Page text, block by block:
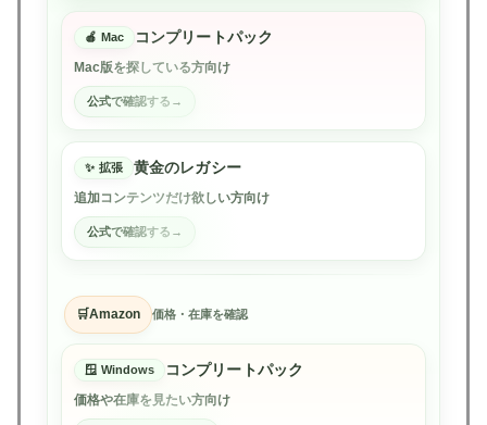
Mac コンプリートパック
Mac版を探している方向け
公式で確認する
拡張 黄金のレガシー
追加コンテンツだけ欲しい方向け
公式で確認する
Amazon 価格・在庫を確認
Windows コンプリートパック
価格や在庫を見たい方向け